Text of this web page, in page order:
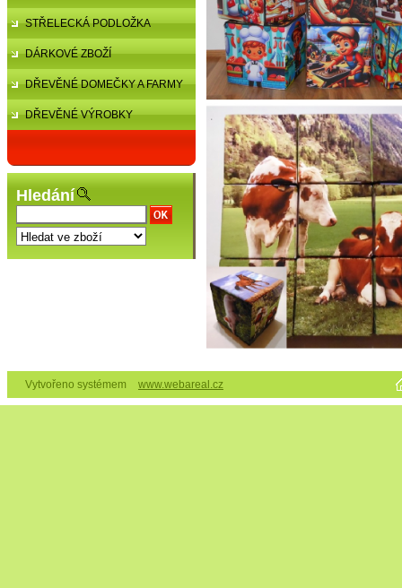
STŘELECKÁ PODLOŽKA
DÁRKOVÉ ZBOŽÍ
DŘEVĚNÉ DOMEČKY A FARMY
DŘEVĚNÉ VÝROBKY
Hledání
Vytvořeno systémem www.webareal.cz